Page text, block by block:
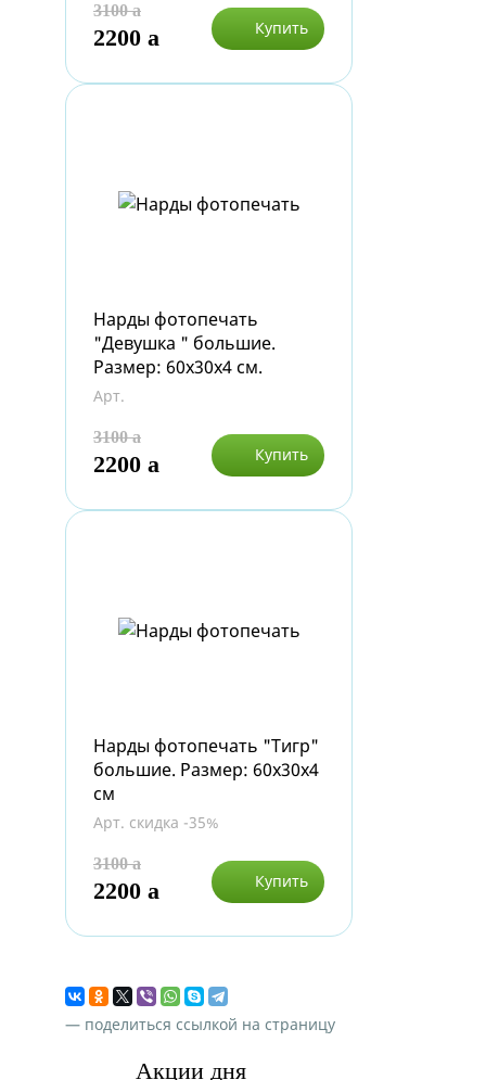
3100a
2200 a Купить
Нарды фотопечать
"Девушка " большие.
Размер: 60х30х4 см.
Арт.
3100a
2200 a Купить
Нарды фотопечать "Тигр"
большие. Размер: 60х30х4
см
Арт. скидка -35%
3100a
2200 a Купить
— поделиться ссылкой на страницу
Акции дня